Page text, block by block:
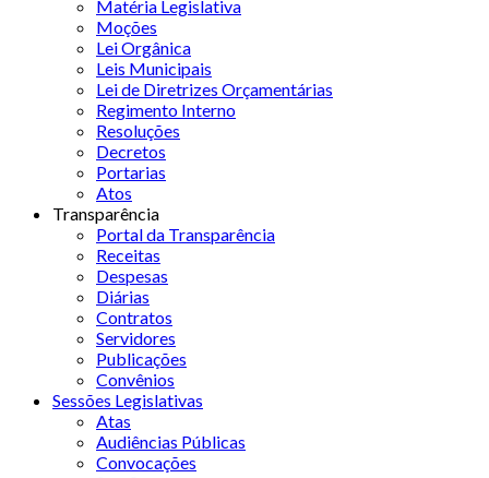
Matéria Legislativa
Moções
Lei Orgânica
Leis Municipais
Lei de Diretrizes Orçamentárias
Regimento Interno
Resoluções
Decretos
Portarias
Atos
Transparência
Portal da Transparência
Receitas
Despesas
Diárias
Contratos
Servidores
Publicações
Convênios
Sessões Legislativas
Atas
Audiências Públicas
Convocações